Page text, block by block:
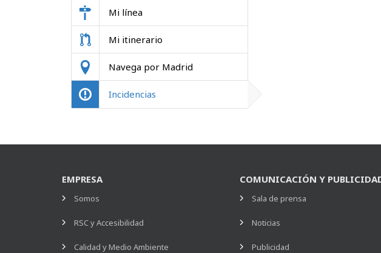
Mi línea
Mi itinerario
Navega por Madrid
Incidencias
EMPRESA
Somos
RSC y Accesibilidad
Calidad y Medio Ambiente
COMUNICACIÓN Y
Sala de prensa
Noticias
Publicidad